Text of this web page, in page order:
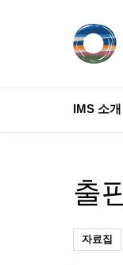
IMS 소개
출
자료집